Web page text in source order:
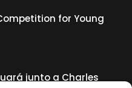
for Young
junto a Charles